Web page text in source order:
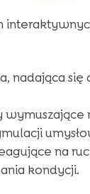
nadająca się
na
kondycji.